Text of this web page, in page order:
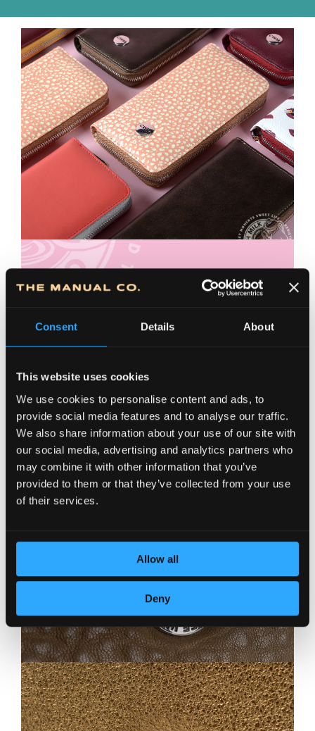
Consent Details About
This website uses cookies
We use cookies to personalise content and ads, to
provide social media features and to analyse our traffic.
We also share information about your use of our site with
our social media, advertising and analytics partners who
may combine it with other information that you’ve
provided to them or that they’ve collected from your use
of their services.
Allow all
Deny